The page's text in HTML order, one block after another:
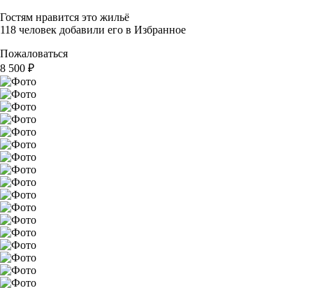
Гостям нравится это жильё
118 человек добавили его в Избранное
Пожаловаться
8 500 ₽